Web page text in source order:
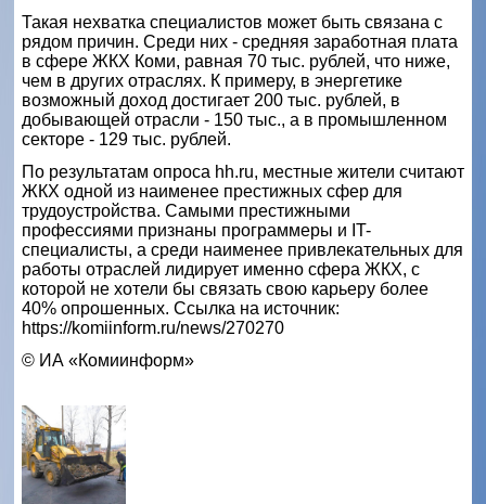
Такая нехватка специалистов может быть связана с
рядом причин. Среди них - средняя заработная плата
в сфере ЖКХ Коми, равная 70 тыс. рублей, что ниже,
чем в других отраслях. К примеру, в энергетике
возможный доход достигает 200 тыс. рублей, в
добывающей отрасли - 150 тыс., а в промышленном
секторе - 129 тыс. рублей.
По результатам опроса hh.ru, местные жители считают
ЖКХ одной из наименее престижных сфер для
трудоустройства. Самыми престижными
профессиями признаны программеры и IT-
специалисты, а среди наименее привлекательных для
работы отраслей лидирует именно сфера ЖКХ, с
которой не хотели бы связать свою карьеру более
40% опрошенных. Ссылка на источник:
https://komiinform.ru/news/270270
© ИА «Комиинформ»